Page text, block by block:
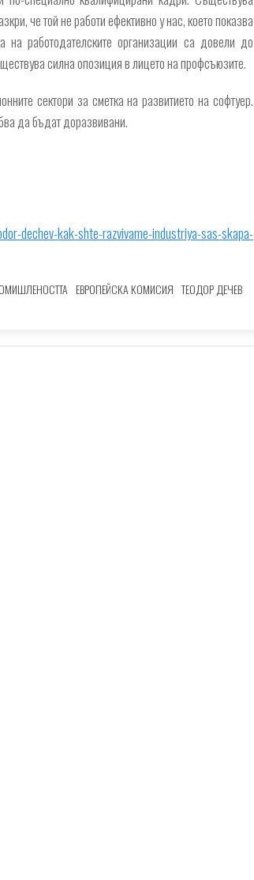
че той не работи ефективно у нас, което показва
на работодателските организации са довели до
силна опозиция в лицето на профсъюзите.
сектори за сметка на развитието на софтуер.
да бъдат доразвивани.
dechev-kak-shte-razvivame-industriya-sas-skapa-
ЕВРОПЕЙСКА КОМИСИЯ ТЕОДОР ДЕЧЕВ